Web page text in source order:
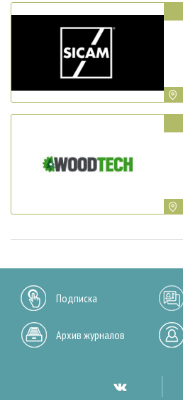
Подписка
Архив журналов